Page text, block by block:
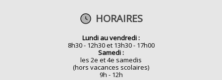
HORAIRES
Lundi au vendredi :
8h30 - 12h30 et 13h30 - 17h00
Samedi :
les 2e et 4e samedis
(hors vacances scolaires)
9h - 12h